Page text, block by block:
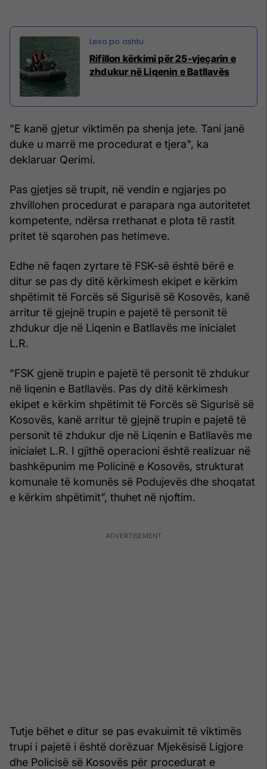
Rifillon kërkimi për 25-vjeçarin e
zhdukur në Liqenin e Batllavës
"E kanë gjetur viktimën pa shenja jete. Tani janë
duke u marrë me procedurat e tjera", ka
deklaruar Qerimi.
Pas gjetjes së trupit, në vendin e ngjarjes po
zhvillohen procedurat e parapara nga autoritetet
kompetente, ndërsa rrethanat e plota të rastit
pritet të sqarohen pas hetimeve.
Edhe në faqen zyrtare të FSK-së është bërë e
ditur se pas dy ditë kërkimesh ekipet e kërkim
shpëtimit të Forcës së Sigurisë së Kosovës, kanë
arritur të gjejnë trupin e pajetë të personit të
zhdukur dje në Liqenin e Batllavës me inicialet
L.R.
“FSK gjenë trupin e pajetë të personit të zhdukur
në liqenin e Batllavës. Pas dy ditë kërkimesh
ekipet e kërkim shpëtimit të Forcës së Sigurisë së
Kosovës, kanë arritur të gjejnë trupin e pajetë të
personit të zhdukur dje në Liqenin e Batllavës me
inicialet L.R. I gjithë operacioni është realizuar në
bashkëpunim me Policinë e Kosovës, strukturat
komunale të komunës së Podujevës dhe shoqatat
e kërkim shpëtimit”, thuhet në njoftim.
Tutje bëhet e ditur se pas evakuimit të viktimës
trupi i pajetë i është dorëzuar Mjekësisë Ligjore
dhe Policisë së Kosovës për procedurat e